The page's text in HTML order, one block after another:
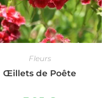
Fleurs
Œillets de Poête